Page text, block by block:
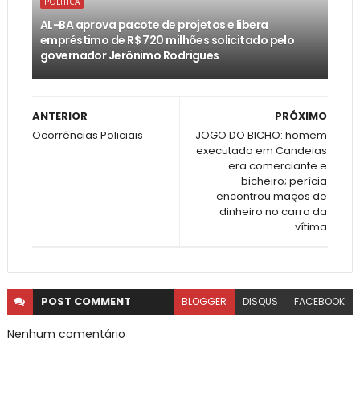
AL-BA aprova pacote de projetos e libera
empréstimo de R$ 720 milhões solicitado pelo
governador Jerônimo Rodrigues
PRÓXIMO
JOGO DO BICHO: homem
executado em Candeias
era comerciante e
bicheiro; perícia
encontrou maços de
dinheiro no carro da
vítima
ANTERIOR
Ocorrências Policiais
POST COMMENT BLOGGER DISQUS FACEBOOK
Nenhum comentário